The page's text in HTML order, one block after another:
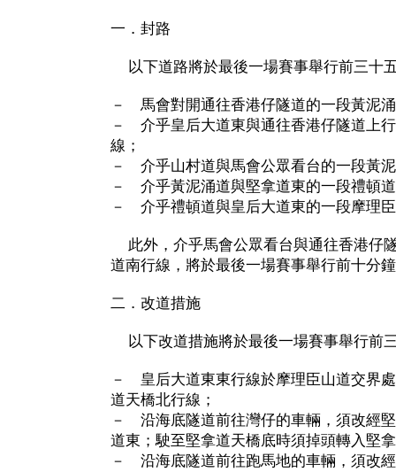
一．封路
以下道路將於最後一場賽事舉行前三十
－ 馬會對開通往香港仔隧道的一段黃泥
－ 介乎皇后大道東與通往香港仔隧道上
線；
－ 介乎山村道與馬會公眾看台的一段黃
－ 介乎黃泥涌道與堅拿道東的一段禮頓
－ 介乎禮頓道與皇后大道東的一段摩理
此外，介乎馬會公眾看台與通往香港仔
道南行線，將於最後一場賽事舉行前十分
二．改道措施
以下改道措施將於最後一場賽事舉行前
－ 皇后大道東東行線於摩理臣山道交界
道天橋北行線；
－ 沿海底隧道前往灣仔的車輛，須改經
道東；駛至堅拿道天橋底時須掉頭轉入堅
－ 沿海底隧道前往跑馬地的車輛，須改